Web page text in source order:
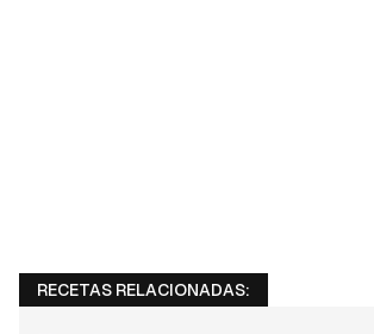
RECETAS RELACIONADAS: